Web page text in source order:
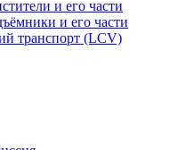
и его части
и его части
транспорт (LCV)